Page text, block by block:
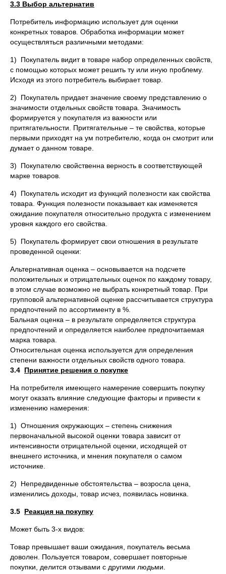
3.3 Выбор альтернатив
Потребитель информацию использует для оценки
конкретных товаров. Обработка информации может
осуществляться различными методами:
1) Покупатель видит в товаре набор определенных свойств,
с помощью которых может решить ту или иную проблему.
Исходя из этого потребитель выбирает товар.
2) Покупатель придает значение своему представлению о
значимости отдельных свойств товара. Значимость
формируется у покупателя из важности или
притягательности. Притягательные – те свойства, которые
первыми приходят на ум потребителю, когда он смотрит или
думает о данном товаре.
3) Покупателю свойственна верность в соответствующей
марке товаров.
4) Покупатель исходит из функций полезности как свойства
товара. Функция полезности показывает как изменяется
ожидание покупателя относительно продукта с изменением
уровня каждого его свойства.
5) Покупатель формирует свои отношения в результате
проведенной оценки:
Альтернативная оценка – основывается на подсчете
положительных и отрицательных оценок по каждому товару,
в этом случае возможно не выбрать конкретный товар. При
групповой альтернативной оценке рассчитывается структура
предпочтений по ассортименту в %.
Бальная оценка – в результате определяется структура
предпочтений и определяется наиболее предпочитаемая
марка товара.
Относительная оценка используется для определения
степени важности отдельных свойств одного товара.
3.4 Принятие решения о покупке
На потребителя имеющего намерение совершить покупку
могут оказать влияние следующие факторы и привести к
изменению намерения:
1) Отношения окружающих – степень снижения
первоначальной высокой оценки товара зависит от
интенсивности отрицательной оценки, исходящей от
внешнего источника, и мнения покупателя о самом
источнике.
2) Непредвиденные обстоятельства – возросла цена,
изменились доходы, товар исчез, появилась новинка.
3.5 Реакция на покупку
Может быть 3-х видов:
Товар превышает ваши ожидания, покупатель весьма
доволен. Пользуется товаром, совершает повторные
покупки, делится отзывами с другими людьми.